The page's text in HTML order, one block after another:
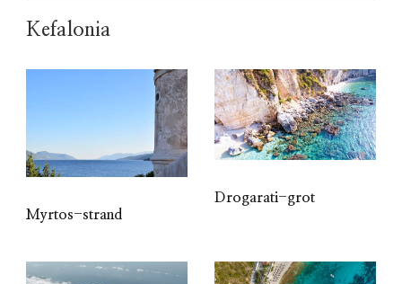
Kefalonia
Myrtos-strand
Drogarati-grot